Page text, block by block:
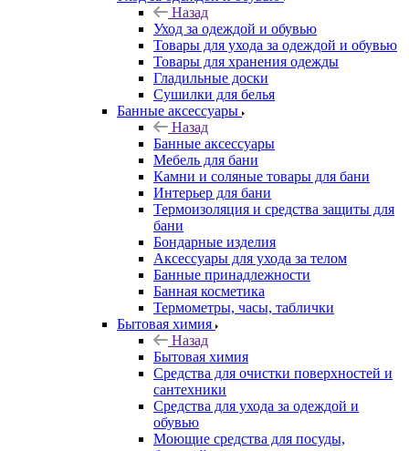
Назад
Уход за одеждой и обувью
Товары для ухода за одеждой и обувью
Товары для хранения одежды
Гладильные доски
Сушилки для белья
Банные аксессуары
Назад
Банные аксессуары
Мебель для бани
Камни и соляные товары для бани
Интерьер для бани
Термоизоляция и средства защиты для
бани
Бондарные изделия
Аксеcсуары для ухода за телом
Банные принадлежности
Банная косметика
Термометры, часы, таблички
Бытовая химия
Назад
Бытовая химия
Средства для очистки поверхностей и
сантехники
Средства для ухода за одеждой и
обувью
Моющие средства для посуды,